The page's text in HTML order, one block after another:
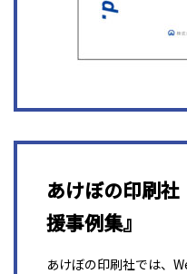
あけぼの印刷
援事例集』
あけぼの印刷社では、